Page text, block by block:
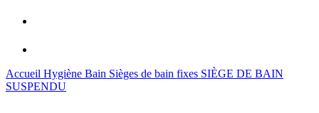
Accueil Hygiène Bain Sièges de bain fixes SIÈGE DE BAIN
SUSPENDU